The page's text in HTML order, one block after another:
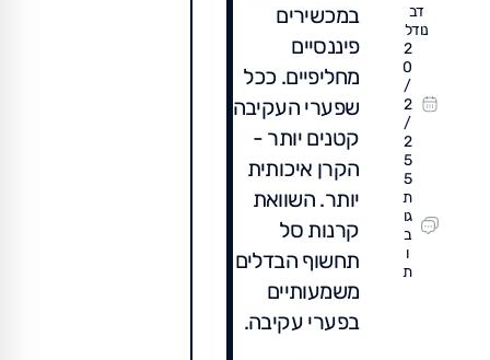
דב
נודל
2
0
/
2
/
2
5
5
ת
גו
ב
ו
ת
במכשירים
פיננסיים
מחליפיים. ככל
שפערי העקיבה
קטנים יותר -
הקרן איכותית
יותר. השוואת
קרנות סל
תחשוף הבדלים
משמעותיים
בפערי עקיבה.